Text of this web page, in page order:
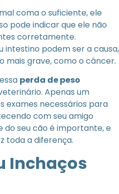
coma o suficiente, ele
pode indicar que ele não
corretamente.
intestino podem ser a causa,
mais grave, como o câncer.
perda de peso
Apenas um
exames necessários para
com seu amigo
do seu cão é importante, e
toda a diferença.
Inchaços